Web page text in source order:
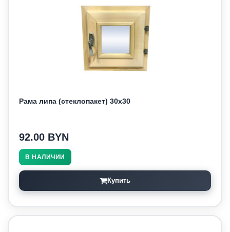
Рама липа (стеклопакет) 30х30
92.00 BYN
В НАЛИЧИИ
Купить